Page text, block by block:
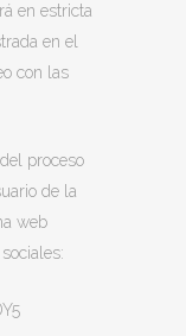
en estricta
en el
con las
proceso
de la
web